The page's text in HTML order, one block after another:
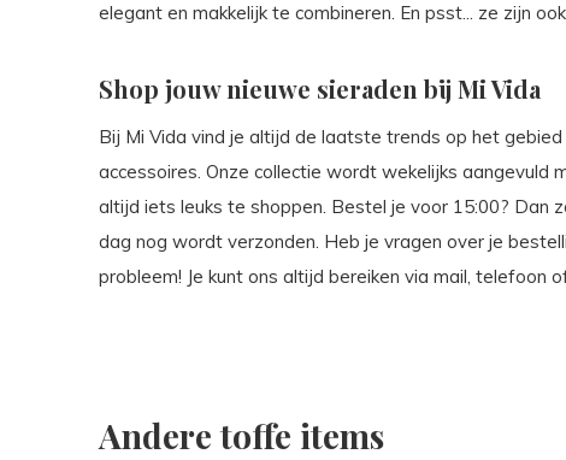
elegant en makkelijk te combineren. En psst... ze zijn
Shop jouw nieuwe sieraden bij Mi Vida
Bij Mi Vida vind je altijd de laatste trends op het
accessoires. Onze collectie wordt wekelijks aangevuld
altijd iets leuks te shoppen. Bestel je voor 15:00? Dan
dag nog wordt verzonden. Heb je vragen over je
probleem! Je kunt ons altijd bereiken via mail, telefoon
Andere toffe items